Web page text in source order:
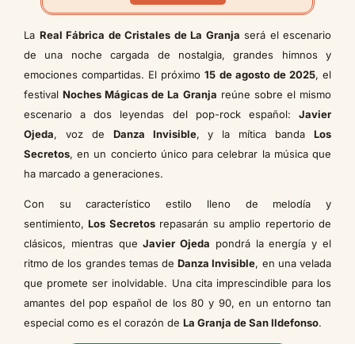
La Real Fábrica de Cristales de La Granja será el escenario
de una noche cargada de nostalgia, grandes himnos y
emociones compartidas. El próximo15 de agosto de 2025, el
festivalNoches Mágicas de La Granja reúne sobre el mismo
escenario a dos leyendas del pop-rock español: Javier
Ojeda, voz de Danza Invisible, y la mítica bandaLos
Secretos, en un concierto único para celebrar la música que
ha marcado a generaciones.
Con su característico estilo lleno de melodía y
sentimiento,Los Secretosrepasarán su amplio repertorio de
clásicos, mientras queJavier Ojeda pondrá la energía y el
ritmo de los grandes temas deDanza Invisible, en una velada
que promete ser inolvidable. Una cita imprescindible para los
amantes del pop español de los 80 y 90, en un entorno tan
especial como es el corazón de La Granja de San Ildefonso.